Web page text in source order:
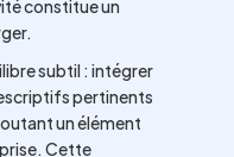
constitue un
subtil : intégrer
pertinents
un élément
Cette